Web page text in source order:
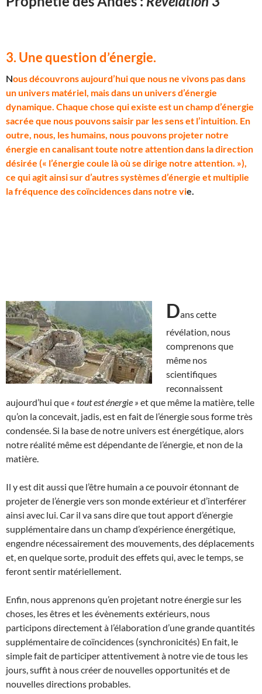
3. Une question d’énergie.
Nous découvrons aujourd’hui que nous ne vivons pas dans
un univers matériel, mais dans un univers d’énergie
dynamique. Chaque chose qui existe est un champ d’énergie
sacrée que nous pouvons saisir par les sens et l’intuition. En
outre, nous, les humains, nous pouvons projeter notre
énergie en canalisant toute notre attention dans la direction
désirée (« l’énergie coule là où se dirige notre attention. »),
ce qui agit ainsi sur d’autres systèmes d’énergie et multiplie
la fréquence des coïncidences dans notre vie.
Dans cette
révélation, nous
comprenons que
même nos
scientifiques
reconnaissent
aujourd’hui que « tout est énergie » et que même la matière, telle
qu’on la concevait, jadis, est en fait de l’énergie sous forme très
condensée. Si la base de notre univers est énergétique, alors
notre réalité même est dépendante de l’énergie, et non de la
matière.
Il y est dit aussi que l’être humain a ce pouvoir étonnant de
projeter de l’énergie vers son monde extérieur et d’interférer
ainsi avec lui. Car il va sans dire que tout apport d’énergie
supplémentaire dans un champ d’expérience énergétique,
engendre nécessairement des mouvements, des déplacements
et, en quelque sorte, produit des effets qui, avec le temps, se
feront sentir matériellement.
Enfin, nous apprenons qu’en projetant notre énergie sur les
choses, les êtres et les évènements extérieurs, nous
participons directement à l’élaboration d’une grande quantités
supplémentaire de coïncidences (synchronicités) En fait, le
simple fait de participer attentivement à notre vie de tous les
jours, suffit à nous créer de nouvelles opportunités et de
nouvelles directions probables.